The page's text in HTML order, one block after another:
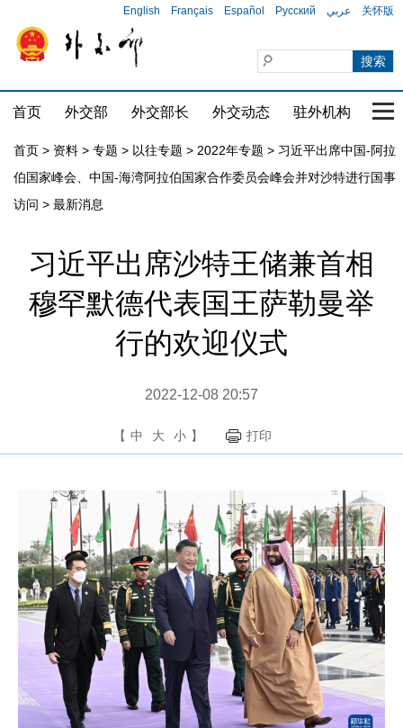
English Français Español Русский عربي 关怀版
首页 外交部 外交部长 外交动态 驻外机构 国
首页 > 资料 > 专题 > 以往专题 > 2022年专题 > 习近平出席中国-阿拉
伯国家峰会、中国-海湾阿拉伯国家合作委员会峰会并对沙特进行国事
访问 > 最新消息
习近平出席沙特王储兼首相
穆罕默德代表国王萨勒曼举
行的欢迎仪式
2022-12-08 20:57
【 中 大 小 】 打印